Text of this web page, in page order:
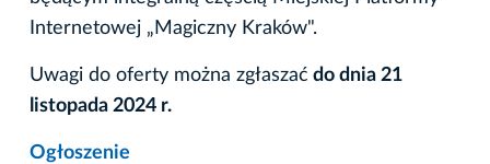
Internetowej „Magiczny Kraków".
Uwagi do oferty można zgłaszać do dnia 21
listopada 2024 r.
Ogłoszenie